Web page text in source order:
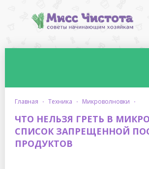
главная · техника · микроволновки ·
ЧТО НЕЛЬЗЯ ГРЕТЬ В
СПИСОК ЗАПРЕЩЕННОЙ
ПРОДУКТОВ